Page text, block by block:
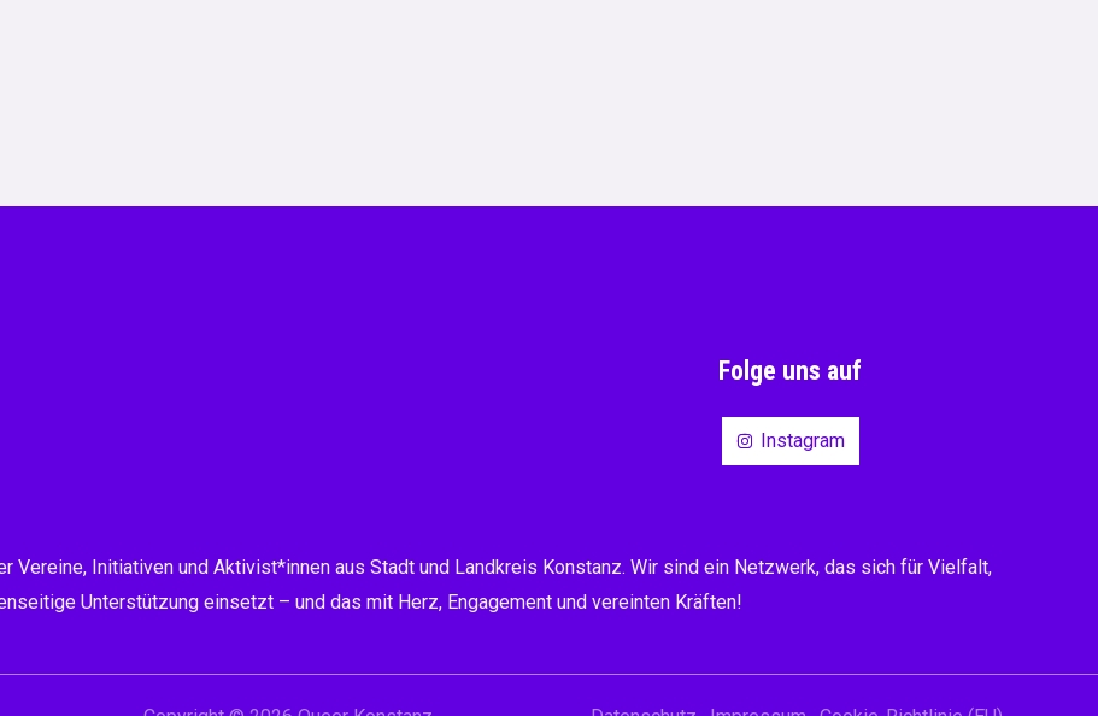
Folge uns auf
Instagram
Vereine, Initiativen und Aktivist*innen aus Stadt und Landkreis Konstanz. Wir sind ein Netzwerk, das sich für Vielfalt,
Unterstützung einsetzt – und das mit Herz, Engagement und vereinten Kräften!